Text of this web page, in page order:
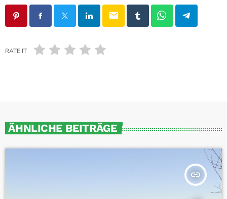
email
RATE IT
ÄHNLICHE BEITRÄGE
insert_link